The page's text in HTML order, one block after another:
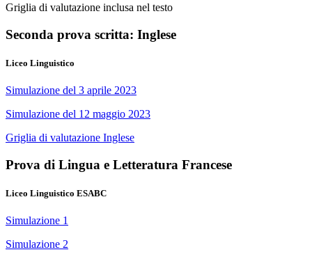
Griglia di valutazione inclusa nel testo
Seconda prova scritta: Inglese
Liceo Linguistico
Simulazione del 3 aprile 2023
Simulazione del 12 maggio 2023
Griglia di valutazione Inglese
Prova di Lingua e Letteratura Francese
Liceo Linguistico ESABC
Simulazione 1
Simulazione 2